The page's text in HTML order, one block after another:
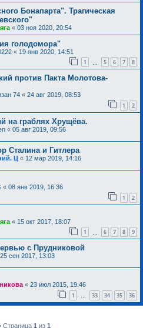
Бонапарта". Трагическая
« 03 ноя 2020, 20:54
голодомора"
« 19 янв 2020, 14:51
1 5 6 7 8
против Пакта Молотова-
74 « 24 авг 2019, 08:53
1 2
на граблях Хрущёва.
« 05 авг 2019, 09:56
Сталина и Гитлера
Ц « 12 мар 2019, 14:16
« 08 янв 2019, 16:36
1 2
« 15 окт 2017, 18:07
1 6 7 8 9
с Прудниковой
25 сен 2017, 13:03
« 23 июл 2015, 19:46
1 … 33 34 35 36
Страница 1 из 1